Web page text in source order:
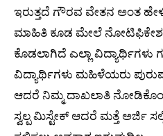
ಇರುತ್ತದೆ ಗೌರವ ವೇತನ ಅಂತ
ಮಾಹಿತಿ ಕೂಡ ಮೇಲೆ
ಕೊಡಲಾಗಿದೆ ಎಲ್ಲಾ
ವಿದ್ಯಾರ್ಥಿಗಳು ಮಹಿಳೆಯರು
ಆದರೆ ನಿಮ್ಮ ದಾಖಲಾತಿ
ಸ್ವಲ್ಪ ಮಿಸ್ಟೇಕ್ ಆದರೆ ಮತ್ತೆ ಅರ್ಜಿ